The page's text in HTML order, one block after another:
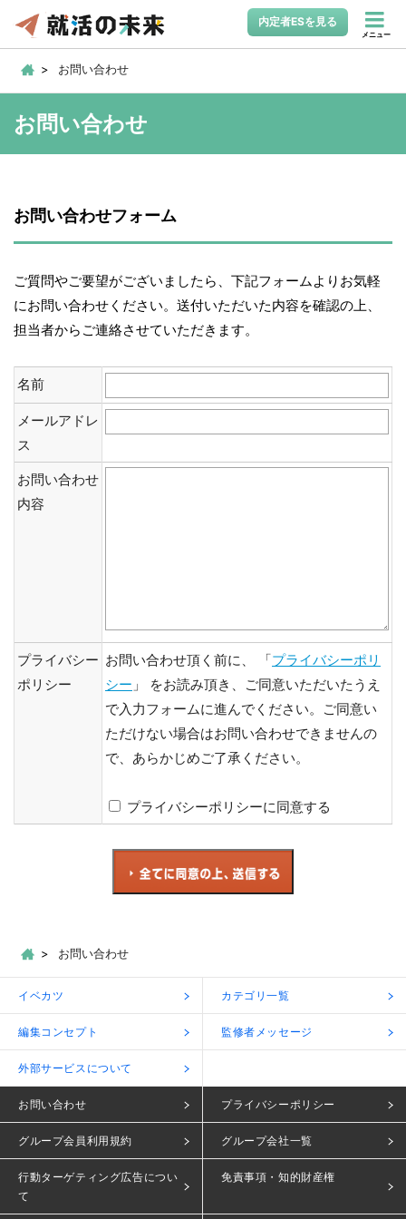
内定者ESを見る
メニュー
お問い合わせ
お問い合わせ
お問い合わせフォーム
ご質問やご要望がございましたら、下記フォームよりお気軽
にお問い合わせください。送付いただいた内容を確認の上、
担当者からご連絡させていただきます。
名前
メールアドレ
ス
お問い合わせ
内容
プライバシー
ポリシー
お問い合わせ頂く前に、 「プライバシーポリ
シー 」 をお読み頂き、ご同意いただいたうえ
で入力フォームに進んでください。ご同意い
ただけない場合はお問い合わせできませんの
で、あらかじめご了承ください。
プライバシーポリシーに同意する
お問い合わせ
イベカツ カテゴリ一覧
編集コンセプト 監修者メッセージ
外部サービスについて
お問い合わせ プライバシーポリシー
グループ会員利用規約 グループ会社一覧
行動ターゲティング広告につい
て
免責事項・知的財産権